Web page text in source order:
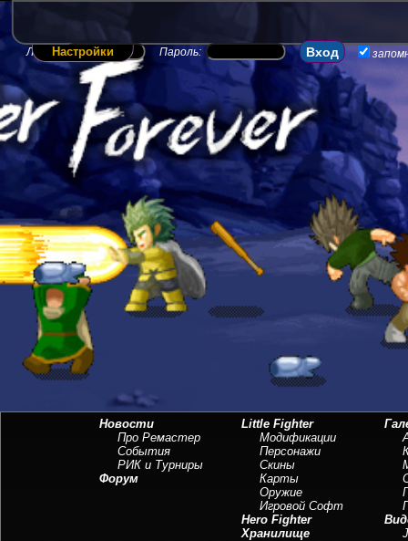
Логин: Пароль:
Настройки
Новости
Про Ремастер
События
РИК и Турниры
Форум
Little Fighter
Модификации
Персонажи
Скины
Карты
Оружие
Игровой Софт
Hero Fighter
Хранилище